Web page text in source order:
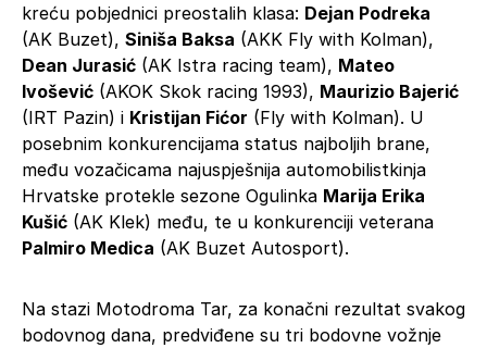
kreću pobjednici preostalih klasa: Dejan Podreka
(AK Buzet), Siniša Baksa (AKK Fly with Kolman),
Dean Jurasić (AK Istra racing team), Mateo
Ivošević (AKOK Skok racing 1993), Maurizio Bajerić
(IRT Pazin) i Kristijan Fićor (Fly with Kolman). U
posebnim konkurencijama status najboljih brane,
među vozačicama najuspješnija automobilistkinja
Hrvatske protekle sezone Ogulinka Marija Erika
Kušić (AK Klek) među, te u konkurenciji veterana
Palmiro Medica (AK Buzet Autosport).
Na stazi Motodroma Tar, za konačni rezultat svakog
bodovnog dana, predviđene su tri bodovne vožnje